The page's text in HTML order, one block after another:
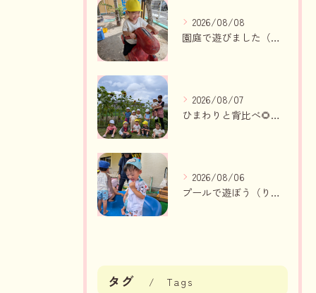
2026/08/08
園庭で遊びました（いちご組、りんご組）
2026/08/07
ひまわりと背比べ🌻（りんご組、いちご組）
2026/08/06
プールで遊ぼう（りんご組、いちご組）
タグ Tags